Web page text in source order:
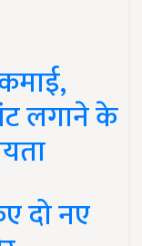
लगाने के
दो नए